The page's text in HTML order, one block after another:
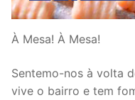
À Mesa! À Mesa!
Sentemo-nos à volta
vive o bairro e tem